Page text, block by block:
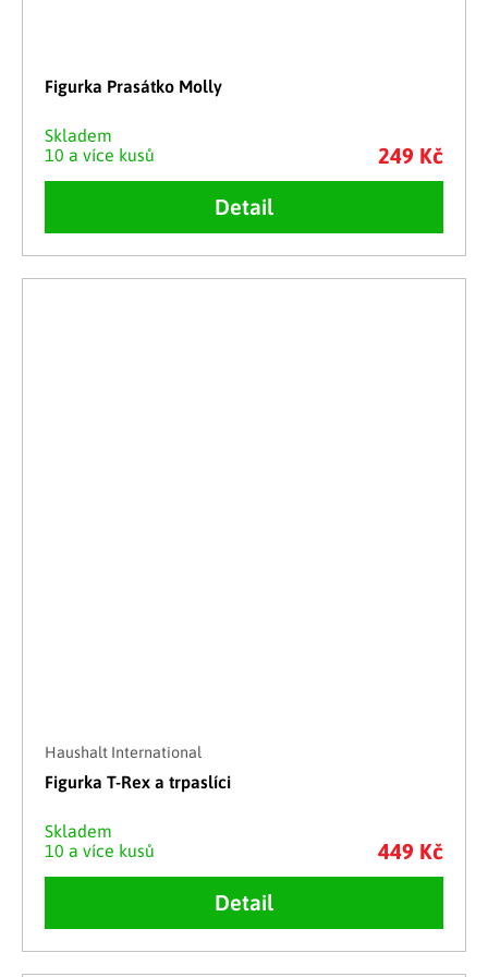
Figurka Prasátko Molly
Skladem
10 a více kusů
249 Kč
Detail
Haushalt International
Figurka T-Rex a trpaslíci
Skladem
10 a více kusů
449 Kč
Detail